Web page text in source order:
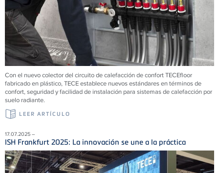
Con el nuevo colector del circuito de calefacción de confort TECEfloor
fabricado en plástico, TECE establece nuevos estándares en términos de
confort, seguridad y facilidad de instalación para sistemas de calefacción por
suelo radiante.
LEER ARTÍCULO
17.07.2025 –
ISH Frankfurt 2025: La innovación se une a la práctica